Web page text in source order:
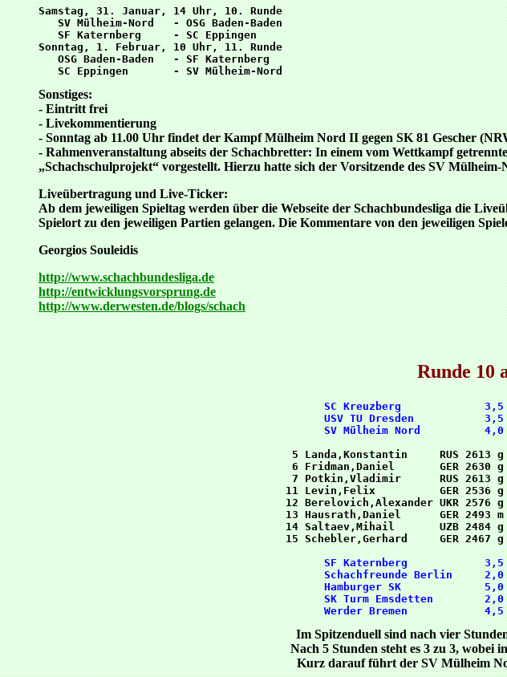
Samstag, 31. Januar, 14 Uhr, 10. Runde
   SV Mülheim-Nord   - OSG Baden-Baden
   SF Katernberg     - SC Eppingen
Sonntag, 1. Februar, 10 Uhr, 11. Runde
   OSG Baden-Baden   - SF Katernberg
Sonstiges:
- Eintritt frei
- Livekommentierung
- Sonntag ab 11.00 Uhr findet der Kampf Mülheim Nord II gegen SK 81 Gescher
- Rahmenveranstaltung abseits der Schachbretter: In einem vom Wettkampf
„Schachschulprojekt“ vorgestellt. Hierzu hatte sich der Vorsitzende des SV
Liveübertragung und Live-Ticker:
Ab dem jeweiligen Spieltag werden über die Webseite der Schachbundesliga die
Spielort zu den jeweiligen Partien gelangen. Die Kommentare von den jeweiligen
Georgios Souleidis
http://www.schachbundesliga.de
http://entwicklungsvorsprung.de
http://www.derwesten.de/blogs/schach
Runde 10
SC Kreuzberg
USV TU Dresden
5 Landa,Konstantin     RUS
6 Fridman,Daniel       GER 2630
7 Potkin,Vladimir      RUS 2613
11 Levin,Felix          GER 2536
12 Berelovich,Alexander UKR
13 Hausrath,Daniel      GER 2493
14 Saltaev,Mihail       UZB 2484
SF Katernberg
Schachfreunde
Hamburger SK
SK Turm Emsdetten
Im Spitzenduell sind nach vier
Nach 5 Stunden steht es 3 zu 3, wobei
Kurz darauf führt der SV Mülheim